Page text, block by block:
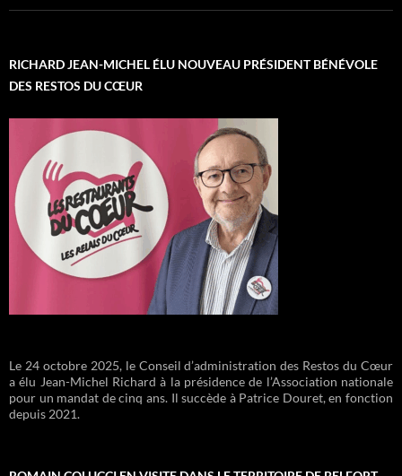
RICHARD JEAN-MICHEL ÉLU NOUVEAU PRÉSIDENT BÉNÉVOLE
DES RESTOS DU CŒUR
Le 24 octobre 2025, le Conseil d’administration des Restos du Cœur
a élu Jean-Michel Richard à la présidence de l’Association nationale
pour un mandat de cinq ans. Il succède à Patrice Douret, en fonction
depuis 2021.